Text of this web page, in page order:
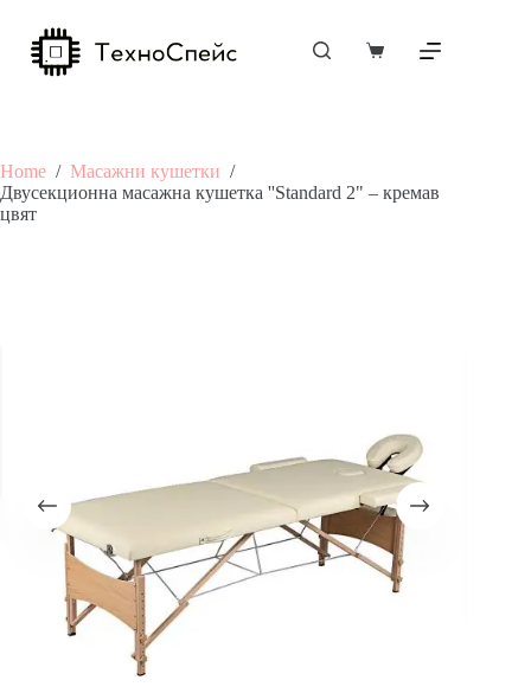
content
Shopping
Home / Масажни кушетки /
Двусекционна масажна кушетка ''Standard 2" – кремав
цвят